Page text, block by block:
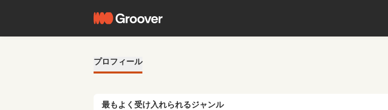
プロフィール
最もよく受け入れられるジャンル